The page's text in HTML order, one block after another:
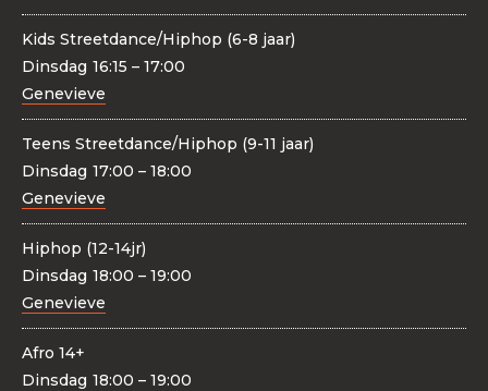
Dinsdag 16:15 – 17:00
Kids Streetdance/Hiphop (6-8 jaar)
Genevieve
Dinsdag 17:00 – 18:00
Teens Streetdance/Hiphop (9-11 jaar)
Genevieve
Dinsdag 18:00 – 19:00
Hiphop (12-14jr)
Genevieve
Dinsdag 18:00 – 19:00
Afro 14+